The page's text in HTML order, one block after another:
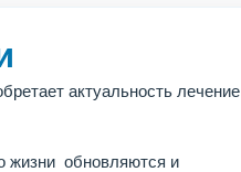
актуальность лечение
жизни обновляются и